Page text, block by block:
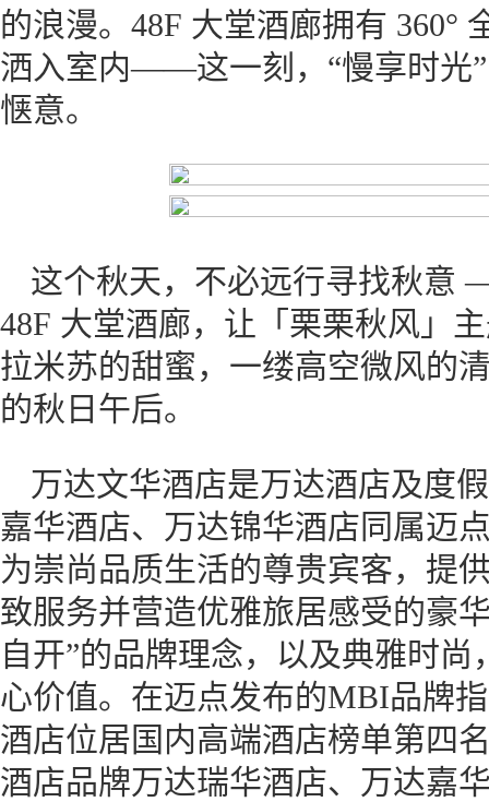
的浪漫。48F 大堂酒廊拥有 360°
洒入室内——这一刻，“慢享时光
惬意。
这个秋天，不必远行寻找秋意
48F 大堂酒廊，让「栗栗秋风」
拉米苏的甜蜜，一缕高空微风的
的秋日午后。
万达文华酒店是万达酒店及度
嘉华酒店、万达锦华酒店同属迈
为崇尚品质生活的尊贵宾客，提
致服务并营造优雅旅居感受的豪
自开”的品牌理念，以及典雅时
心价值。在迈点发布的MBI品牌
酒店位居国内高端酒店榜单第四
酒店品牌万达瑞华酒店、万达嘉